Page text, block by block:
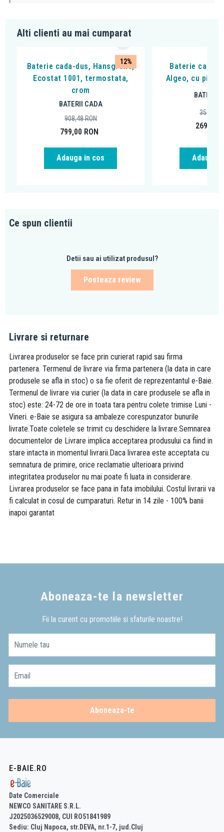
Alti clienti au mai cumparat
12%
Baterie cada-dus, Hansgrohe,
Ecostat 1001, termostata,
crom
BATERII CADA
799,00 RON
908,48RON
Adauga in cos
Baterie cada -
Algeo, cu pipa
BATERII
269,00
359,99
Adauga
Ce spun clientii
Detii sau ai utilizat produsul?
Posteaza review
Livrare si returnare
Livrarea produselor se face prin curierat rapid sau firma
partenera. Termenul de livrare via firma partenera (la data in care
produsele se afla in stoc) o sa fie oferit de reprezentantul e-Baie.
Termenul de livrare via curier (la data in care produsele se afla in
stoc) este: 24-72 de ore in toata tara pentru colete trimise Luni -
Vineri. e-Baie se asigura sa ambaleze corespunzator bunurile
livrate.Toate coletele se trimit cu deschidere la livrare.Semnarea
documentelor de Livrare implica acceptarea produsului ca fiind in
stare intacta in momentul livrarii.Daca livrarea este acceptata cu
semnatura de primire, orice reclamatie ulterioara privind
integritatea produselor nu mai poate fi luata in considerare.
Livrarea produselor se face pana in fata imobilului. Costul livrarii va
fi calculat in cosul de cumparaturi. Retur in 14 zile - 100% banii
inapoi garantat
Aboneaza-te la newsletter
Fii la curent cu promotiile si sfaturile noastre!
Numele tau
Email
Aboneaza-te
E-BAIE.RO
Date Comerciale
NEWCO SANITARE S.R.L.
J2025036529008, CUI RO51841989
Sediu: Cluj Napoca, str.DEVA, nr.1-7, jud.Cluj